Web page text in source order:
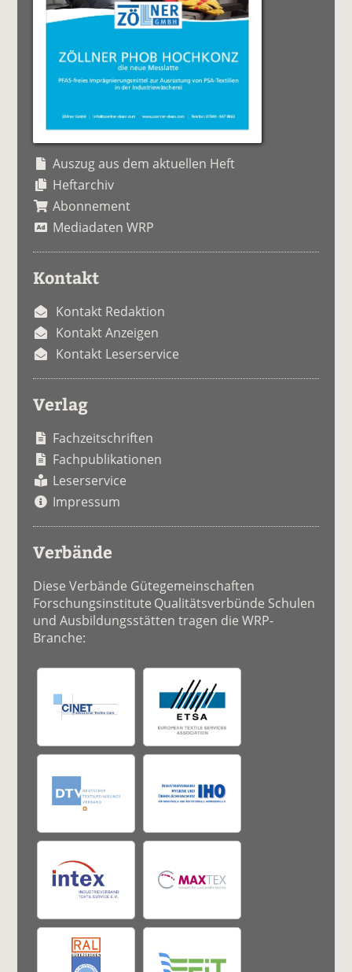
Auszug aus dem aktuellen Heft
Heftarchiv
Abonnement
Mediadaten WRP
Kontakt
Kontakt Redaktion
Kontakt Anzeigen
Kontakt Leserservice
Verlag
Fachzeitschriften
Fachpublikationen
Leserservice
Impressum
Verbände
Diese Verbände Gütegemeinschaften
Forschungsinstitute Qualitätsverbünde Schulen
und Ausbildungsstätten tragen die WRP-
Branche: